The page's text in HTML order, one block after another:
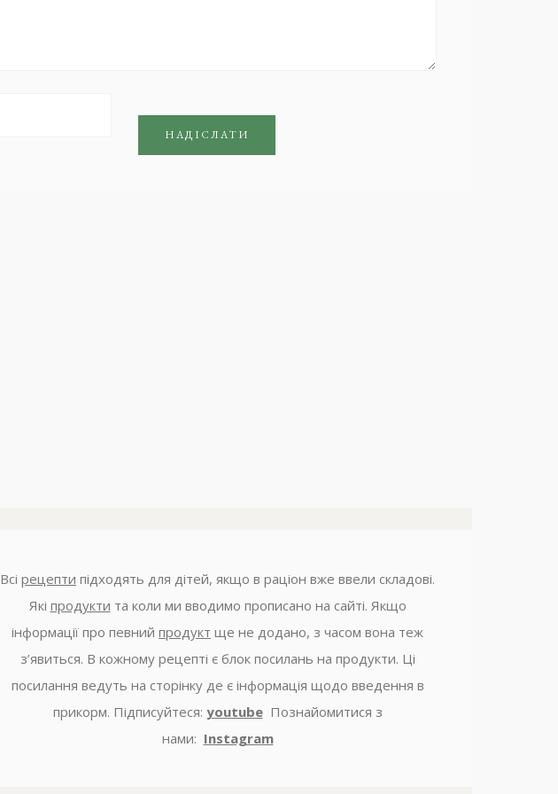
Всі рецепти підходять для дітей, якщо в раціон вже ввели складові.
Які продукти та коли ми вводимо прописано на сайті. Якщо
інформації про певний продукт ще не додано, з часом вона теж
з’явиться. В кожному рецепті є блок посилань на продукти. Ці
посилання ведуть на сторінку де є інформація щодо введення в
прикорм. Підписуйтеся: youtube Познайомитися з
нами: Instagram